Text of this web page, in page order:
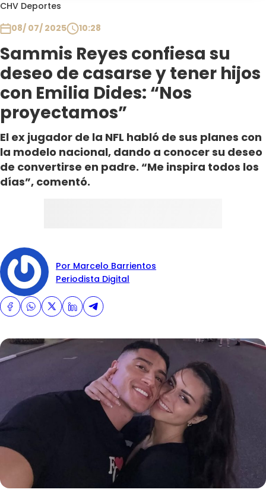
CHV Deportes
08/ 07/ 2025
10:28
Sammis Reyes confiesa su
deseo de casarse y tener hijos
con Emilia Dides: “Nos
proyectamos”
El ex jugador de la NFL habló de sus planes con
la modelo nacional, dando a conocer su deseo
de convertirse en padre. “Me inspira todos los
días”, comentó.
Por Marcelo Barrientos
Periodista Digital
Programas
Club De La Comedia
Contigo en Directo
Plan Perfecto
El Tiempo
Sabingo
Todos Los Programas